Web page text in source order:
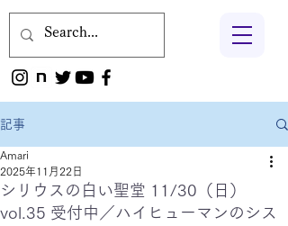
記事
シリウスの白い聖堂 11/30（日）
vol.35 受付中／ハイヒューマンのシス
Amari
2025年11月22日